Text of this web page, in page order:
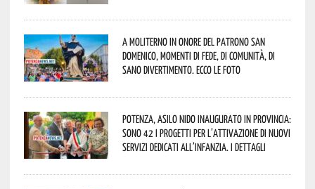
A Moliterno in onore del Patrono San
Domenico, momenti di fede, di comunità, di
sano divertimento. Ecco le foto
Potenza, asilo nido inaugurato in provincia:
sono 42 i progetti per l’attivazione di nuovi
servizi dedicati all’infanzia. I dettagli